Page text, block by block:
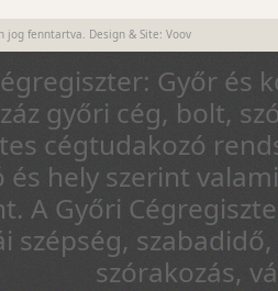
jog fenntartva. Design & Site: Voov
Győr és
győri cég, bolt,
cégtudakozó
és hely szerint
A Győri
szépség,
szórakozás,